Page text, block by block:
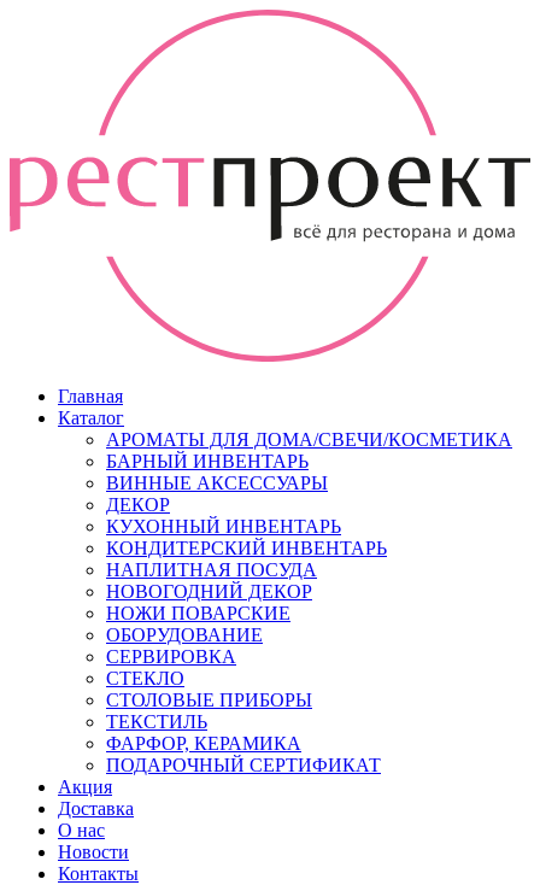
Главная
Каталог
АРОМАТЫ ДЛЯ ДОМА/СВЕЧИ/КОСМЕТИКА
БАРНЫЙ ИНВЕНТАРЬ
ВИННЫЕ АКСЕССУАРЫ
ДЕКОР
КУХОННЫЙ ИНВЕНТАРЬ
КОНДИТЕРСКИЙ ИНВЕНТАРЬ
НАПЛИТНАЯ ПОСУДА
НОВОГОДНИЙ ДЕКОР
НОЖИ ПОВАРСКИЕ
ОБОРУДОВАНИЕ
СЕРВИРОВКА
СТЕКЛО
СТОЛОВЫЕ ПРИБОРЫ
ТЕКСТИЛЬ
ФАРФОР, КЕРАМИКА
ПОДАРОЧНЫЙ СЕРТИФИКАТ
Акция
Доставка
О нас
Новости
Контакты